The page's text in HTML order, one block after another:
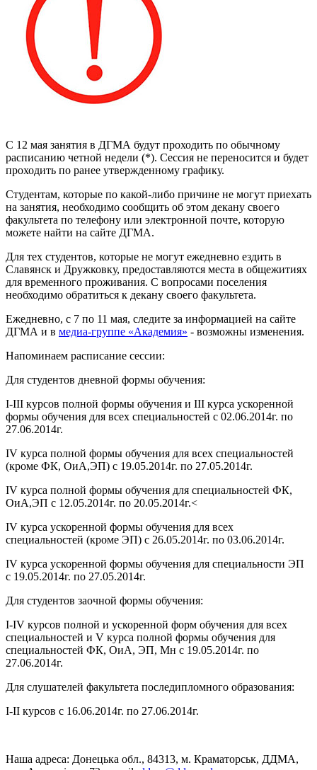
С 12 мая занятия в ДГМА будут проходить по обычному
расписанию четной недели (*). Сессия не переносится и будет
проходить по ранее утвержденному графику.
Студентам, которые по какой-либо причине не могут приехать
на занятия, необходимо сообщить об этом декану своего
факультета по телефону или электронной почте, которую
можете найти на сайте ДГМА.
Для тех студентов, которые не могут ежедневно ездить в
Славянск и Дружковку, предоставляются места в общежитиях
для временного проживания. С вопросами поселения
необходимо обратиться к декану своего факультета.
Ежедневно, с 7 по 11 мая, следите за информацией на сайте
ДГМА и в медиа-группе «Академия» - возможны изменения.
Напоминаем расписание сессии:
Для студентов дневной формы обучения:
I-III курсов полной формы обучения и III курса ускоренной
формы обучения для всех специальностей с 02.06.2014г. по
27.06.2014г.
IV курса полной формы обучения для всех специальностей
(кроме ФК, ОиА,ЭП) с 19.05.2014г. по 27.05.2014г.
IV курса полной формы обучения для специальностей ФК,
ОиА,ЭП с 12.05.2014г. по 20.05.2014г.<
IV курса ускоренной формы обучения для всех
специальностей (кроме ЭП) с 26.05.2014г. по 03.06.2014г.
IV курса ускоренной формы обучения для специальности ЭП
с 19.05.2014г. по 27.05.2014г.
Для студентов заочной формы обучения:
I-IV курсов полной и ускоренной форм обучения для всех
специальностей и V курса полной формы обучения для
специальностей ФК, ОиА, ЭП, Мн с 19.05.2014г. по
27.06.2014г.
Для слушателей факультета последипломного образования:
I-II курсов с 16.06.2014г. по 27.06.2014г.
Наша адреса: Донецька обл., 84313, м. Краматорськ, ДДМА,